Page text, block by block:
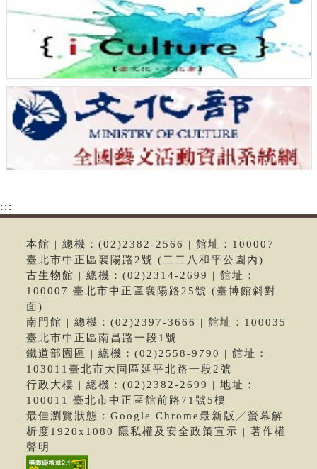
:::
本館 | 總機：(02)2382-2566 | 館址：100007
臺北市中正區襄陽路2號 (二二八和平公園內)
古生物館 | 總機：(02)2314-2699 | 館址：
100007 臺北市中正區襄陽路25號 (臺博館斜對
面)
南門館 | 總機：(02)2397-3666 | 館址：100035
臺北市中正區南昌路一段1號
鐵道部園區 | 總機：(02)2558-9790 | 館址：
103011臺北市大同區延平北路一段2號
行政大樓 | 總機：(02)2382-2699 | 地址：
100011 臺北市中正區館前路71號5樓
最佳瀏覽狀態：Google Chrome最新版╱螢幕解
析度1920x1080 隱私權及安全政策宣示 | 著作權
聲明